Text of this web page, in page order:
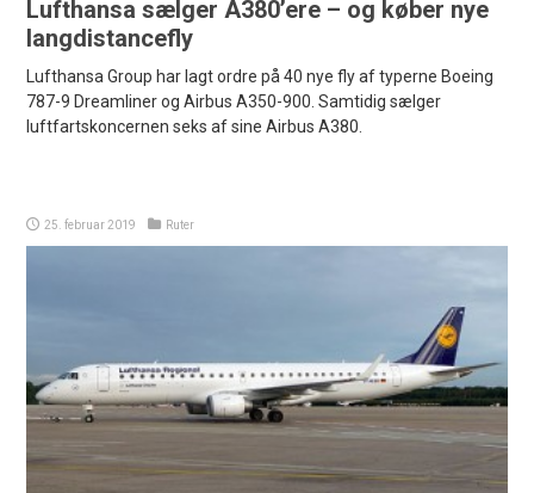
Lufthansa sælger A380’ere – og køber nye
langdistancefly
Lufthansa Group har lagt ordre på 40 nye fly af typerne Boeing
787-9 Dreamliner og Airbus A350-900. Samtidig sælger
luftfartskoncernen seks af sine Airbus A380.
25. februar 2019 Ruter